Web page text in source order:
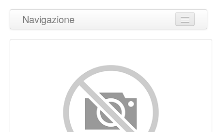
Navigazione
Torna in cima
Keywords
Usabilita